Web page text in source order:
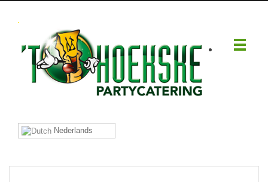
.
Nederlands